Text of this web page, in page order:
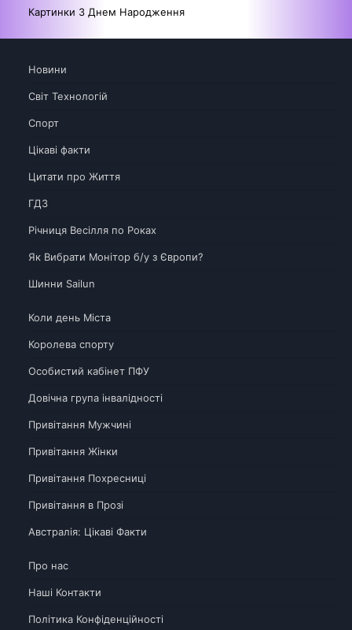
Картинки З Днем Народження
Новини
Світ Технологій
Спорт
Цікаві факти
Цитати про Життя
ГДЗ
Річниця Весілля по Роках
Як Вибрати Монітор б/у з Європи?
Шинни Sailun
Коли день Міста
Королева спорту
Особистий кабінет ПФУ
Довічна група інвалідності
Привітання Мужчині
Привітання Жінки
Привітання Похресниці
Привітання в Прозі
Австралія: Цікаві Факти
Про нас
Наші Контакти
Політика Конфіденційності